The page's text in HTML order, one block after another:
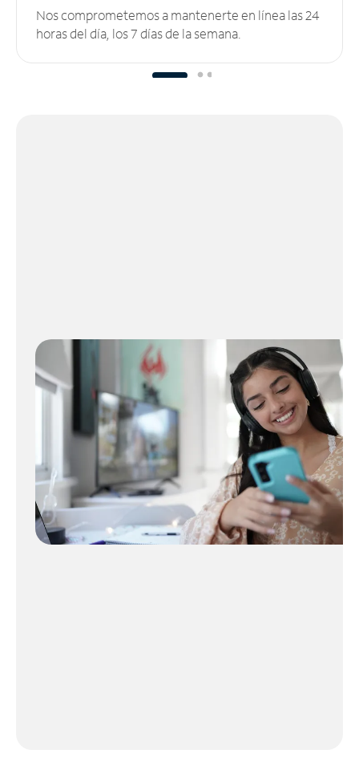
Nos comprometemos a mantenerte en línea las 24
horas del día, los 7 días de la semana.